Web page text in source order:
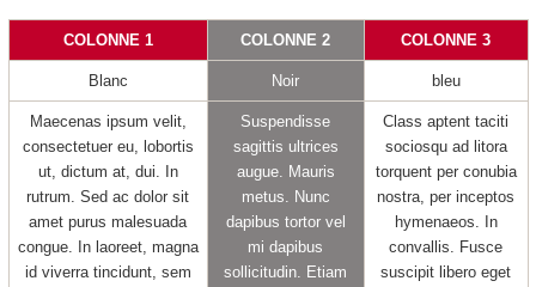
COLONNE 1 COLONNE 2 COLONNE 3
Blanc Noir bleu
Maecenas ipsum velit,
consectetuer eu, lobortis
ut, dictum at, dui. In
rutrum. Sed ac dolor sit
amet purus malesuada
congue. In laoreet, magna
id viverra tincidunt, sem
Suspendisse
sagittis ultrices
augue. Mauris
metus. Nunc
dapibus tortor vel
mi dapibus
sollicitudin. Etiam
Class aptent taciti
sociosqu ad litora
torquent per conubia
nostra, per inceptos
hymenaeos. In
convallis. Fusce
suscipit libero eget